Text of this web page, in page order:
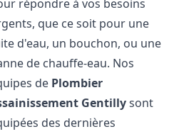
répondre à vos besoins
que ce soit pour une
d'eau, un bouchon, ou une
de chauffe-eau. Nos
de Plombier
Gentillysont
des dernières